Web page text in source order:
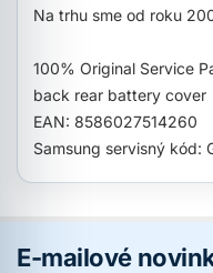
Na trhu sme od roku
100% Original Service
back rear battery cover
EAN: 8586027514260
Samsung servisný kód:
E-mailové